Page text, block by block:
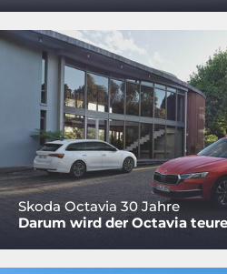
Skoda Octavia 30 Jahre
Darum wird der Octavia